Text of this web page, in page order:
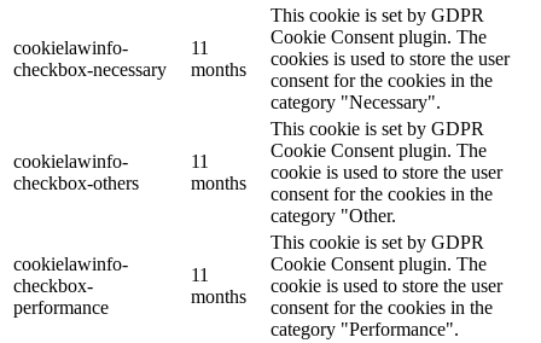
cookielawinfo-
checkbox-necessary
11
months
This cookie is set by GDPR
Cookie Consent plugin. The
cookies is used to store the user
consent for the cookies in the
category "Necessary".
cookielawinfo-
checkbox-others
11
months
This cookie is set by GDPR
Cookie Consent plugin. The
cookie is used to store the user
consent for the cookies in the
category "Other.
cookielawinfo-
checkbox-
performance
11
months
This cookie is set by GDPR
Cookie Consent plugin. The
cookie is used to store the user
consent for the cookies in the
category "Performance".